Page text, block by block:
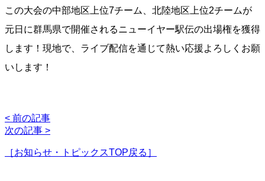
この大会の中部地区上位7チーム、北陸地区上位2チームが
元日に群馬県で開催されるニューイヤー駅伝の出場権を獲得
します！現地で、ライブ配信を通じて熱い応援よろしくお願
いします！
< 前の記事
次の記事 >
［お知らせ・トピックスTOP戻る］